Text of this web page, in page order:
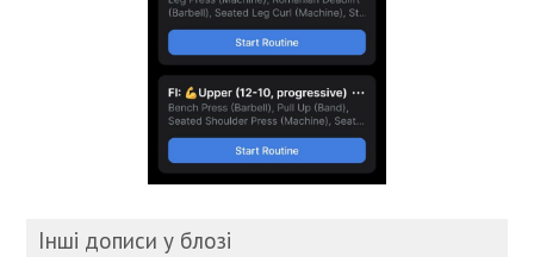
Інші дописи у блозі